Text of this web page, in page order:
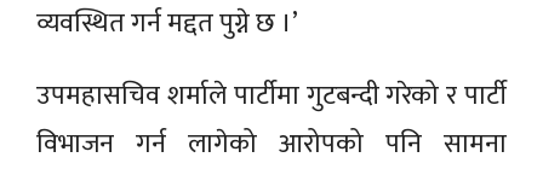
व्यवस्थित गर्न मद्दत पुग्ने छ ।’
उपमहासचिव शर्माले पार्टीमा गुटबन्दी गरेको र पार्टी
विभाजन गर्न लागेको आरोपको पनि सामना